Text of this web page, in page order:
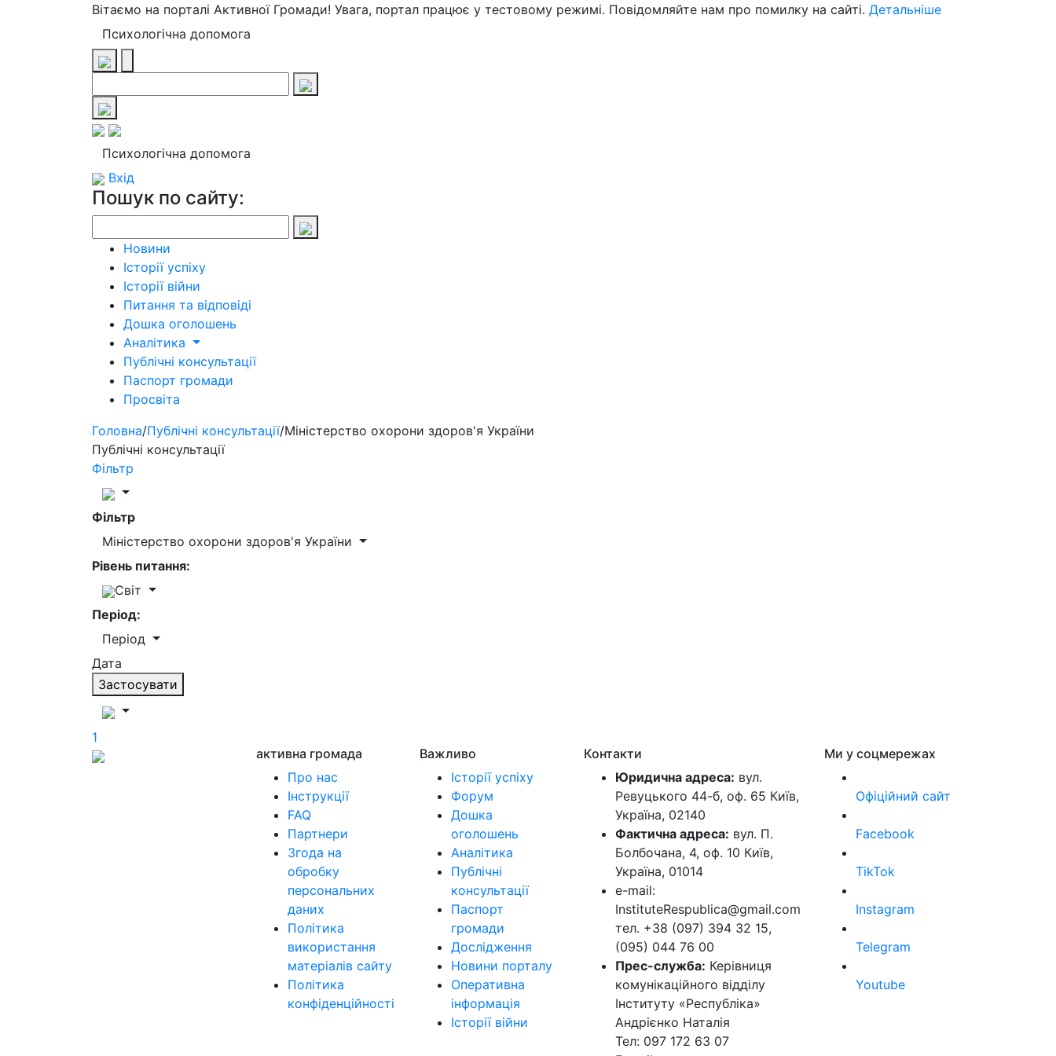
Вітаємо на порталі Активної Громади! Увага, портал працює у тестовому режимі. Повідомляйте нам про помилку на сайті. Детальніше
Психологічна допомога
Психологічна допомога
Вхід
Пошук по сайту:
Новини
Історії успіху
Історії війни
Питання та відповіді
Дошка оголошень
Аналітика
Публічні консультації
Паспорт громади
Просвіта
Головна/Публічні консультації/Міністерство охорони здоров'я України
Публічні консультації
Фільтр
Фільтр
Міністерство охорони здоров'я України
Рівень питання:
Світ
Період:
Період
Дата
Застосувати
1
активна громада
Про нас
Інструкції
FAQ
Партнери
Згода на
обробку
персональних
даних
Політика
використання
матеріалів сайту
Політика
конфіденційності
Важливо
Історії успіху
Форум
Дошка
оголошень
Аналітика
Публічні
консультації
Паспорт
громади
Дослідження
Новини порталу
Оперативна
інформація
Історії війни
Контакти
Юридична адреса: вул.
Ревуцького 44-б, оф. 65 Київ,
Україна, 02140
Фактична адреса: вул. П.
Болбочана, 4, оф. 10 Київ,
Україна, 01014
e-mail:
InstituteRespublica@gmail.com
тел. +38 (097) 394 32 15,
(095) 044 76 00
Прес-служба: Керівниця
комунікаційного відділу
Інституту «Республіка»
Андрієнко Наталія
Тел: 097 172 63 07
Ми у соцмережах
Офіційний сайт
Facebook
TikTok
Instagram
Telegram
Youtube